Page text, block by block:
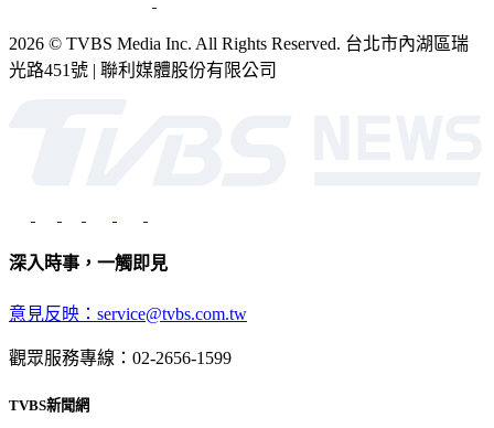
2026 © TVBS Media Inc. All Rights Reserved. 台北市內湖區瑞
光路451號 | 聯利媒體股份有限公司
深入時事，一觸即見
意見反映：service@tvbs.com.tw
觀眾服務專線：02-2656-1599
TVBS新聞網